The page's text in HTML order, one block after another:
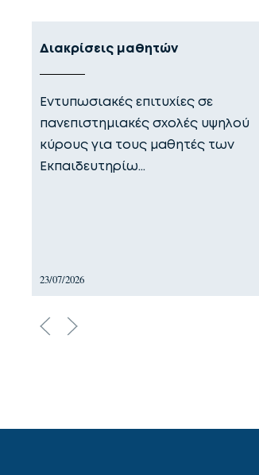
Διακρίσεις μαθητών
Εντυπωσιακές επιτυχίες σε
πανεπιστημιακές σχολές υψηλού
κύρους για τους μαθητές των
Εκπαιδευτηρίω…
23/07/2026